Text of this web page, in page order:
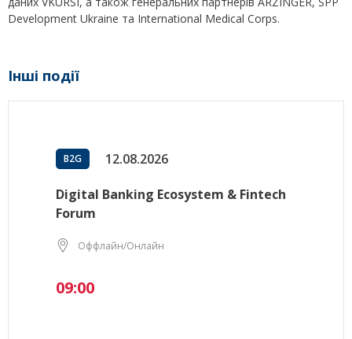
Development Ukraine та International Medical Corps.
Інші події
B2G 12.08.2026
Digital Banking Ecosystem & Fintech
Forum
Оффлайн/Онлайн
09:00